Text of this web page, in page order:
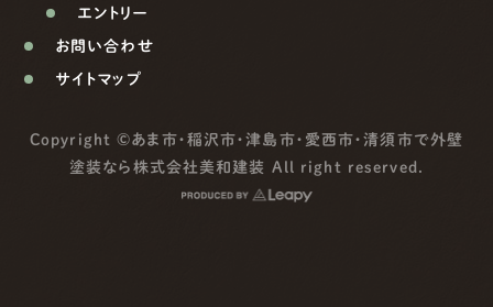
エントリー
お問い合わせ
サイトマップ
Copyright ©あま市・稲沢市・津島市・愛西市・清須市で外壁
塗装なら株式会社美和建装 All right reserved.